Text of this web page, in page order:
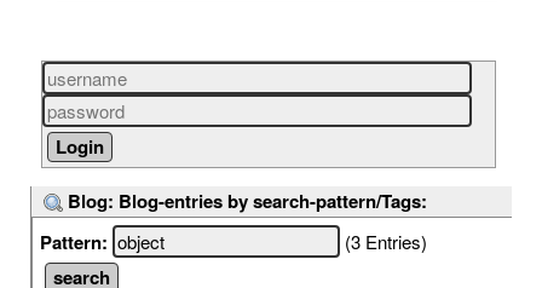
Blog: Blog-entries by search-pattern/Tags:
Pattern:
(3 Entries)